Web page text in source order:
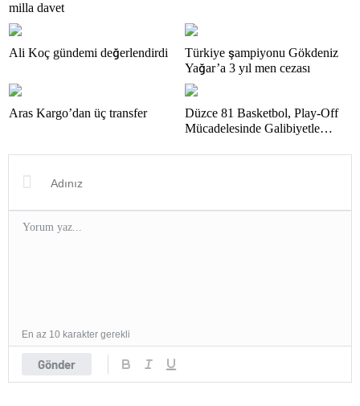
milla davet
Ali Koç gündemi değerlendirdi
Türkiye şampiyonu Gökdeniz
Yağar’a 3 yıl men cezası
Aras Kargo’dan üç transfer
Düzce 81 Basketbol, Play-Off
Mücadelesinde Galibiyetle
Gönder
En az 10 karakter gerekli